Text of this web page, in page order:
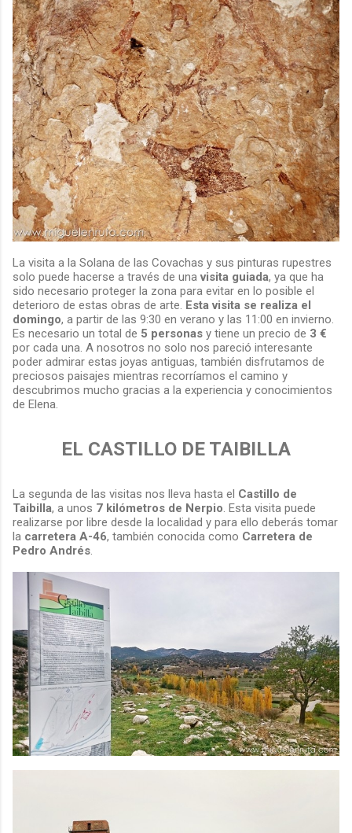
La visita a la Solana de las Covachas y sus pinturas rupestres
solo puede hacerse a través de unavisita guiada, ya que ha
sido necesario proteger la zona para evitar en lo posible el
deterioro de estas obras de arte. Esta visita se realiza el
domingo, a partir de las 9:30 en verano y las 11:00 en invierno.
Es necesario un total de 5 personas y tiene un precio de 3 €
por cada una. A nosotros no solo nos pareció interesante
poder admirar estas joyas antiguas, también disfrutamos de
preciosos paisajes mientras recorríamos el camino y
descubrimos mucho gracias a la experiencia y conocimientos
de Elena.
EL CASTILLO DE TAIBILLA
La segunda de las visitas nos lleva hasta el Castillo de
Taibilla, a unos 7 kilómetros de Nerpio. Esta visita puede
realizarse por libre desde la localidad y para ello deberás tomar
la carretera A-46, también conocida como Carretera de
Pedro Andrés.